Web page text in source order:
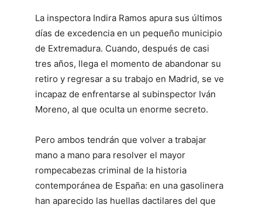
La inspectora Indira Ramos apura sus últimos
días de excedencia en un pequeño municipio
de Extremadura. Cuando, después de casi
tres años, llega el momento de abandonar su
retiro y regresar a su trabajo en Madrid, se ve
incapaz de enfrentarse al subinspector Iván
Moreno, al que oculta un enorme secreto.
Pero ambos tendrán que volver a trabajar
mano a mano para resolver el mayor
rompecabezas criminal de la historia
contemporánea de España: en una gasolinera
han aparecido las huellas dactilares del que